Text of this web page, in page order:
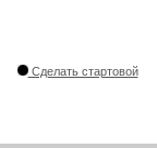
Сделать стартовой